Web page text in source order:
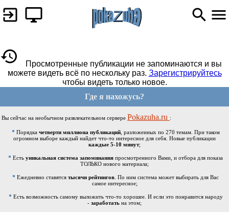
Просмотренные публикации не запоминаются и вы
можете видеть всё по нескольку раз. Зарегистрируйтесь
чтобы видеть только новое.
Где я нахожусь?
Вы сейчас на необычном развлекательном сервере Pokazuha.ru :
Порядка четверти миллиона публикаций, разложенных по 270 темам. При таком
огромном выборе каждый найдет что-то интересное для себя. Новые публикации
каждые 5-10 минут;
Есть уникальная система запоминания просмотренного Вами, и отбора для показа
ТОЛЬКО нового материала;
Ежедневно ставятся тысячи рейтингов . По ним система может выбирать для Вас
самое интересное;
Есть возможность самому выложить что-то хорошее. И если это понравится народу
- заработать на этом;